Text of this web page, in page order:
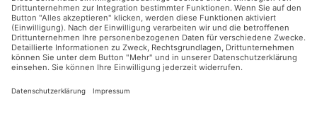
Sicher Einkaufen
Ladengeschäft
Newsletter